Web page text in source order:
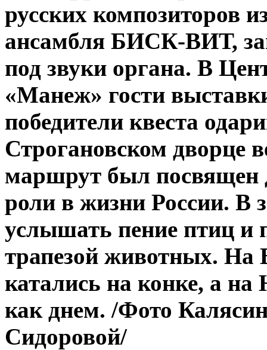
русских композиторов
ансамбля БИСК-ВИТ,
под звуки органа. В
«Манеж» гости
победители квеста
Строгановском дворце
маршрут был посвящен
роли в жизни России. В
услышать пение птиц и
трапезой животных. На
катались на конке, а
как днем. /Фото
Сидоровой/